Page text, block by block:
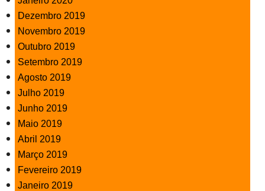
Dezembro 2019
Novembro 2019
Outubro 2019
Setembro 2019
Agosto 2019
Julho 2019
Junho 2019
Maio 2019
Abril 2019
Março 2019
Fevereiro 2019
Janeiro 2019